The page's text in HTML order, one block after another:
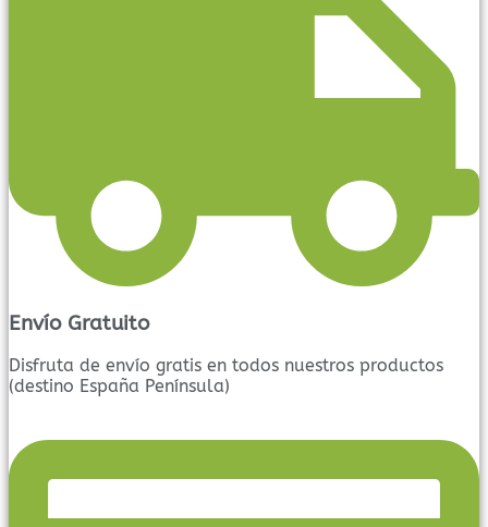
Envío Gratuito
Disfruta de envío gratis en todos nuestros productos
(destino España Península)